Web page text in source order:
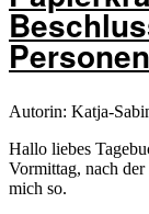
Autorin: Katja-
Hallo liebes
Vormittag, nach
mich so.